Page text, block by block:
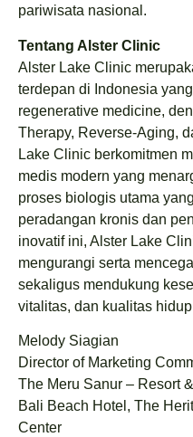
pariwisata nasional.
Tentang Alster Clinic
Alster Lake Clinic
terdepan di Indonesia
regenerative medicine,
Therapy, Reverse-Aging,
Lake Clinic berkomitmen
medis modern yang
proses biologis utama
peradangan kronis dan
inovatif ini, Alster Lake
mengurangi serta
sekaligus mendukung
vitalitas, dan kualitas
Melody Siagian
Director of Marketing
The Meru Sanur – Resort
Bali Beach Hotel, The
Center